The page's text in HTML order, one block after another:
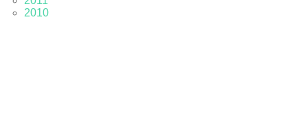
2010